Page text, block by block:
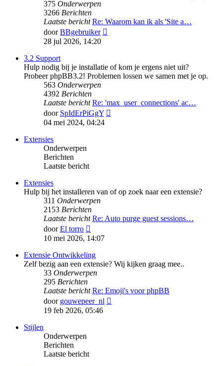
375 Onderwerpen
3266 Berichten
Laatste bericht Re: Waarom kan ik als 'Site a…
doorBBgebruiker
28 jul 2026, 14:20
3.2 Support
Hulp nodig bij je installatie of kom je ergens niet uit?
Probeer phpBB3.2! Problemen lossen we samen met je op.
563 Onderwerpen
4392 Berichten
Laatste bericht Re: 'max_user_connections' ac…
door SpIdErPiGgY
04 mei 2024, 04:24
Extensies
Onderwerpen
Berichten
Laatste bericht
Extensies
Hulp bij het installeren van of op zoek naar een extensie?
311 Onderwerpen
2153 Berichten
Laatste bericht Re: Auto purge guest sessions…
doorEl torro
laatste
10 mei 2026, 14:07
Extensie Ontwikkeling
Zelf bezig aan een extensie? Wij kijken graag mee..
33 Onderwerpen
295 Berichten
Laatste bericht Re: Emoji's voor phpBB
door gouwepeer_nl
19 feb 2026, 05:46
Stijlen
Onderwerpen
Berichten
Laatste bericht